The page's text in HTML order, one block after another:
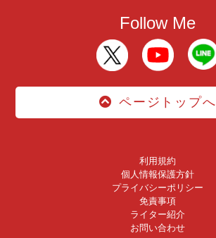
Follow Me
ページトップへ
利用規約
個人情報保護方針
プライバシーポリシー
免責事項
ライター紹介
お問い合わせ